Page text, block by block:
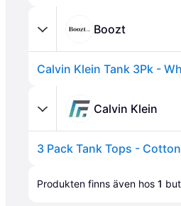
Boozt
Calvin Klein Tank 3Pk -
Calvin Klein
3 Pack Tank Tops -
Produkten finns även hos 1